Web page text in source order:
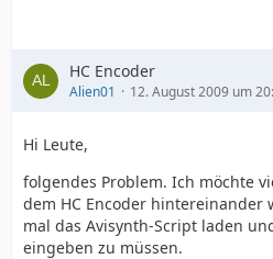
HC Encoder
Alien01 12. August 2009 um
Hi Leute,
folgendes Problem. Ich möchte
dem HC Encoder hintereinander
mal das Avisynth-Script laden
eingeben zu müssen.